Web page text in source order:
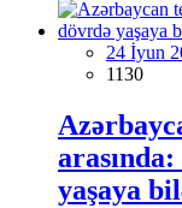
24 İyun
1130
yaşaya